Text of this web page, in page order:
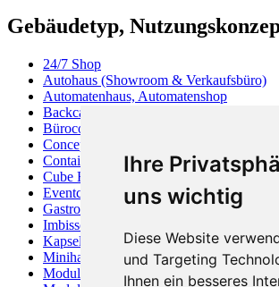
Ihre
uns wichtig
Diese Website
und Targeting
Ihnen ein besseres
Gebäudetyp,
24/7 Shop
Autohaus (Showroom & Verkaufsbüro)
Automatenhaus, Automatenshop
Backcafé
Bürocontainer
Concept Store
Containerhaus
Cube Haus
Eventcontainer
Gastronomiecontainer
Imbisscontainer
Kapselhaus
Minihaus
Modulbau